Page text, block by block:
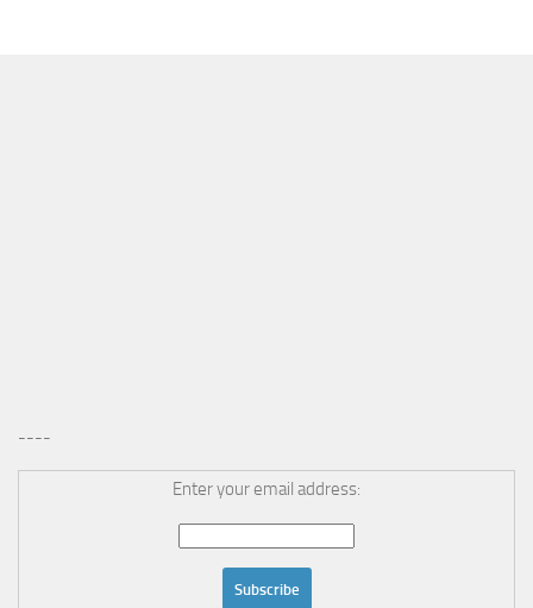
----
Enter your email address: